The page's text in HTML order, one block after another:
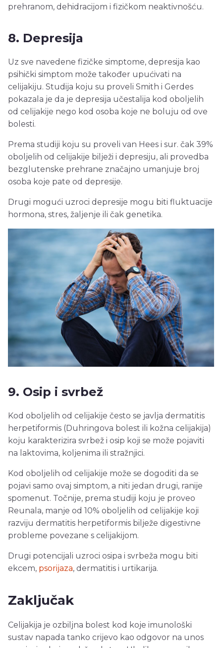
prehranom, dehidracijom i fizičkom neaktivnošću.
8. Depresija
Uz sve navedene fizičke simptome, depresija kao
psihički simptom može također upućivati na
celijakiju. Studija koju su proveli Smith i Gerdes
pokazala je da je depresija učestalija kod oboljelih
od celijakije nego kod osoba koje ne boluju od ove
bolesti.
Prema studiji koju su proveli van Hees i sur. čak 39%
oboljelih od celijakije bilježi i depresiju, ali provedba
bezglutenske prehrane značajno umanjuje broj
osoba koje pate od depresije.
Drugi mogući uzroci depresije mogu biti fluktuacije
hormona, stres, žaljenje ili čak genetika.
9. Osip i svrbež
Kod oboljelih od celijakije često se javlja dermatitis
herpetiformis (Duhringova bolest ili kožna celijakija)
koju karakterizira svrbež i osip koji se može pojaviti
na laktovima, koljenima ili stražnjici.
Kod oboljelih od celijakije može se dogoditi da se
pojavi samo ovaj simptom, a niti jedan drugi, ranije
spomenut. Točnije, prema studiji koju je proveo
Reunala, manje od 10% oboljelih od celijakije koji
razviju dermatitis herpetiformis bilježe digestivne
probleme povezane s celijakijom.
Drugi potencijali uzroci osipa i svrbeža mogu biti
ekcem, psorijaza, dermatitis i urtikarija.
Zaključak
Celijakija je ozbiljna bolest kod koje imunološki
sustav napada tanko crijevo kao odgovor na unos